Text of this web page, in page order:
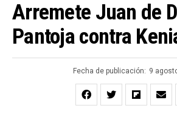
Arremete Juan de
Pantoja contra
Fecha de publicación: 9